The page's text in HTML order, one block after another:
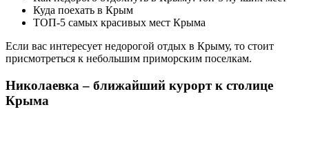
Куда поехать в Крым
ТОП-5 самых красивых мест Крыма
Если вас интересует недорогой отдых в Крыму, то стоит
присмотреться к небольшим приморским поселкам.
Николаевка – ближайший курорт к столице
Крыма